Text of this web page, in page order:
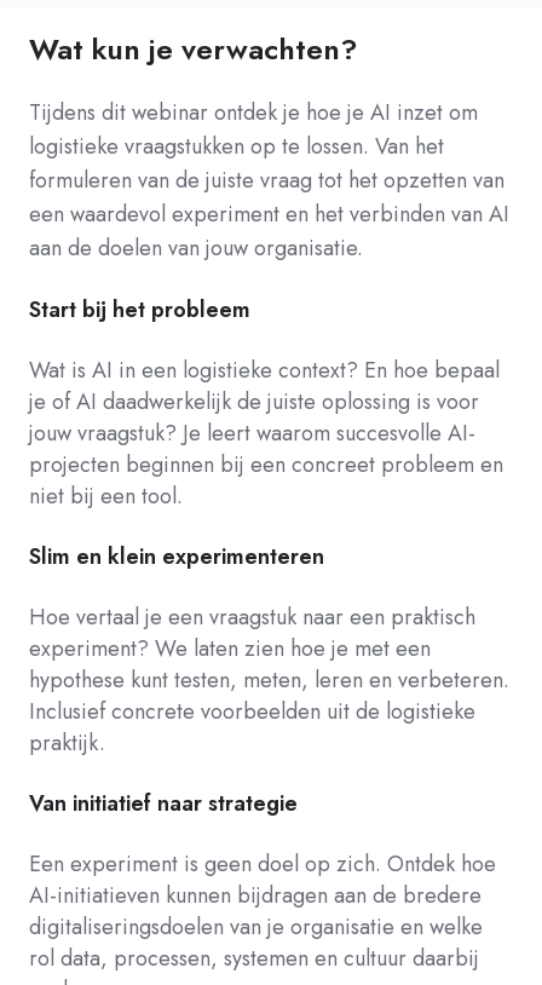
Wat kun je verwachten?
Tijdens dit webinar ontdek je hoe je AI inzet om
logistieke vraagstukken op te lossen. Van het
formuleren van de juiste vraag tot het opzetten van
een waardevol experiment en het verbinden van AI
aan de doelen van jouw organisatie.
Start bij het probleem
Wat is AI in een logistieke context? En hoe bepaal
je of AI daadwerkelijk de juiste oplossing is voor
jouw vraagstuk? Je leert waarom succesvolle AI-
projecten beginnen bij een concreet probleem en
niet bij een tool.
Slim en klein experimenteren
Hoe vertaal je een vraagstuk naar een praktisch
experiment? We laten zien hoe je met een
hypothese kunt testen, meten, leren en verbeteren.
Inclusief concrete voorbeelden uit de logistieke
praktijk.
Van initiatief naar strategie
Een experiment is geen doel op zich. Ontdek hoe
AI-initiatieven kunnen bijdragen aan de bredere
digitaliseringsdoelen van je organisatie en welke
rol data, processen, systemen en cultuur daarbij